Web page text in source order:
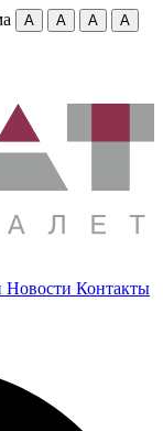
A A A
A
Новости Контакты